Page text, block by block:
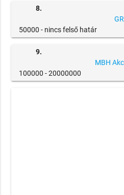
8.
50000 - nincs felső határ
9.
MBH
100000 -20000000